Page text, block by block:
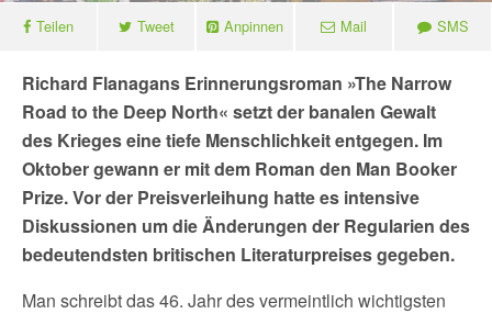
Teilen Tweet Anpinnen Mail SMS
Richard Flanagans Erinnerungsroman »The Narrow
Road to the Deep North« setzt der banalen Gewalt
des Krieges eine tiefe Menschlichkeit entgegen. Im
Oktober gewann er mit dem Roman den Man Booker
Prize. Vor der Preisverleihung hatte es intensive
Diskussionen um die Änderungen der Regularien des
bedeutendsten britischen Literaturpreises gegeben.
Man schreibt das 46. Jahr des vermeintlich wichtigsten